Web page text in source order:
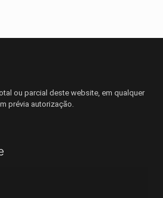
ou parcial deste website, em qualquer
prévia autorização.